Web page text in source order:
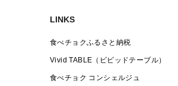
LINKS
食べチョクふるさと納税
Vivid TABLE（ビビッドテーブル）
食べチョク コンシェルジュ